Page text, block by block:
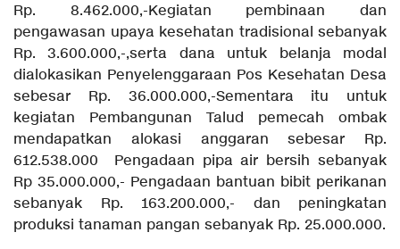
Rp. 8.462.000,-Kegiatan pembinaan dan
pengawasan upaya kesehatan tradisional sebanyak
Rp. 3.600.000,-,serta dana untuk belanja modal
dialokasikan Penyelenggaraan Pos Kesehatan Desa
sebesar Rp. 36.000.000,-Sementara itu untuk
kegiatan Pembangunan Talud pemecah ombak
mendapatkan alokasi anggaran sebesar Rp.
612.538.000 Pengadaan pipa air bersih sebanyak
Rp 35.000.000,- Pengadaan bantuan bibit perikanan
sebanyak Rp. 163.200.000,- dan peningkatan
produksi tanaman pangan sebanyak Rp. 25.000.000.